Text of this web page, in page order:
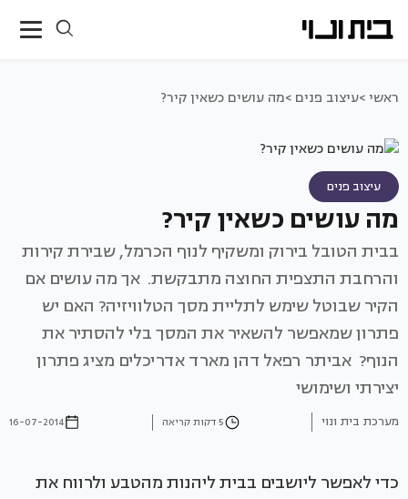
ראשי >עיצוב פנים >מה עושים כשאין קיר?
עיצוב פנים
מה עושים כשאין קיר?
בבית הטובל בירוק ומשקיף לנוף הכרמל, שבירת קירות
והרחבת התצפית החוצה מתבקשת. אך מה עושים אם
הקיר שבוטל שימש לתליית מסך הטלוויזיה? האם יש
פתרון שמאפשר להשאיר את המסך בלי להסתיר את
הנוף? אביתר רפאל דהן מארד אדריכלים מציג פתרון
יצירתי ושימושי
מערכת בית ונוי 5 דקות קריאה 16-07-2014
כדי לאפשר ליושבים בבית ליהנות מהטבע ולרווח את